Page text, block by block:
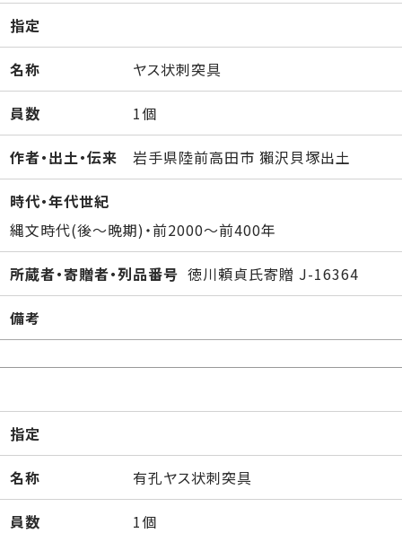
指定
名称 ヤス状刺突具
員数 1個
作者・出土・伝来 岩手県陸前高田市 獺沢貝塚出土
時代・年代世紀
縄文時代(後～晩期)・前2000～前400年
所蔵者・寄贈者・列品番号 徳川頼貞氏寄贈 J-16364
備考
指定
名称 有孔ヤス状刺突具
員数 1個